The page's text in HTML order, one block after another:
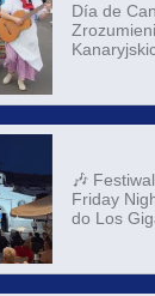
Día de
🎶
Friday
do Los